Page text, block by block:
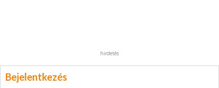
hirdetés
Bejelentkezés